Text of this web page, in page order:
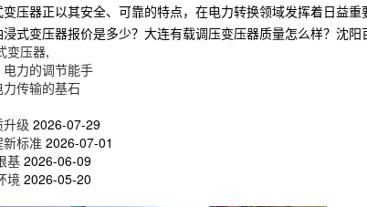
压器正以其安全、可靠的特点，在电力转换领域发挥着日益重
式变压器报价是多少？大连有载调压变压器质量怎么样？沈
变压器,
力的调节能手
传输的基石
级 2026-07-29
标准 2026-07-01
基 2026-06-09
境 2026-05-20